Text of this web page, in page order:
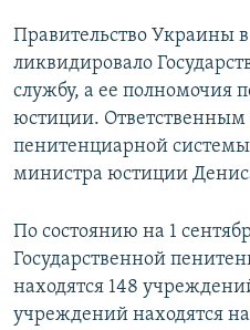
Правительство Украины
ликвидировало
службу, а ее полномочия
юстиции.
пенитенциарной
министра юстиции
По состоянию на 1
Государственной
находятся 148
учреждений находятся